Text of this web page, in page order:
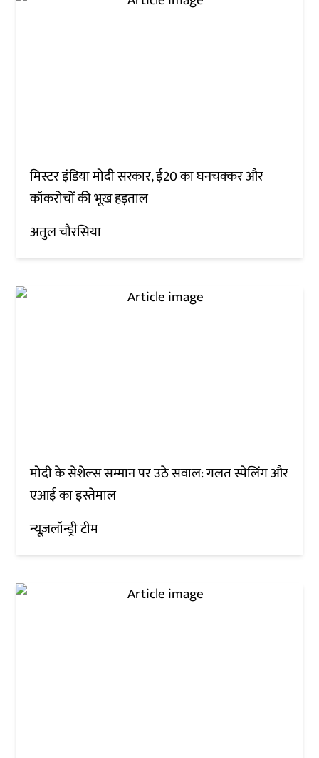
मिस्टर इंडिया मोदी सरकार, ई20 का घनचक्कर और
कॉकरोचों की भूख हड़ताल
अतुल चौरसिया
मोदी के सेशेल्स सम्मान पर उठे सवाल: गलत स्पेलिंग और
एआई का इस्तेमाल
न्यूज़लॉन्ड्री टीम